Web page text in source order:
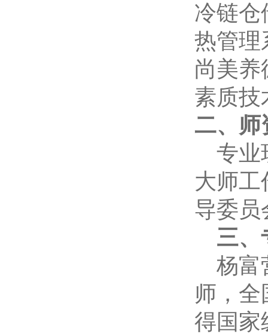
冷链仓
热管理
尚美养
素质技
二、师
专业
大师工
导委员
三、
杨富
师，
得国家